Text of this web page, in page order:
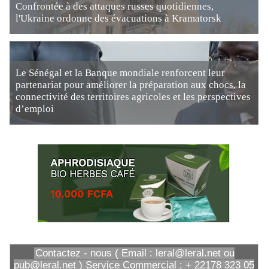
Confrontée à des attaques russes quotidiennes,
l'Ukraine ordonne des évacuations à Kramatorsk
Le Sénégal et la Banque mondiale renforcent leur
partenariat pour améliorer la préparation aux chocs, la
connectivité des territoires agricoles et les perspectives
d’emploi
Contactez - nous ( Email : leral@leral.net ou
pub@leral.net ) Service Commercial : + 22178 323 05